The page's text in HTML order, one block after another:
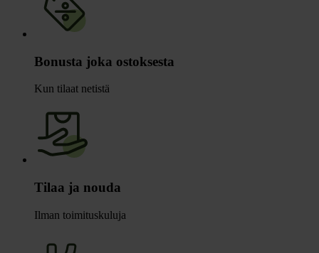
Bonusta joka ostoksesta
Kun tilaat netistä
Tilaa ja nouda
Ilman toimituskuluja